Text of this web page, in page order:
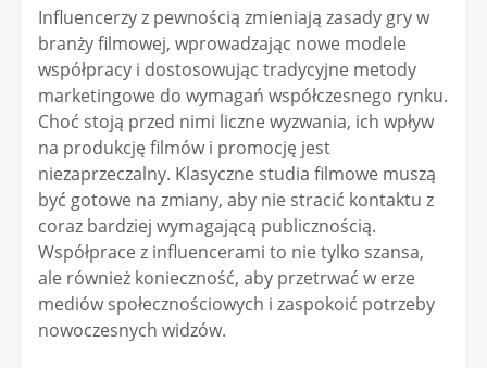
Influencerzy z pewnością zmieniają zasady gry w
branży filmowej, wprowadzając nowe modele
współpracy i dostosowując tradycyjne metody
marketingowe do wymagań współczesnego rynku.
Choć stoją przed nimi liczne wyzwania, ich wpływ
na produkcję filmów i promocję jest
niezaprzeczalny. Klasyczne studia filmowe muszą
być gotowe na zmiany, aby nie stracić kontaktu z
coraz bardziej wymagającą publicznością.
Współprace z influencerami to nie tylko szansa,
ale również konieczność, aby przetrwać w erze
mediów społecznościowych i zaspokoić potrzeby
nowoczesnych widzów.